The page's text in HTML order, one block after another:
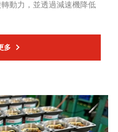
動力，並透過減速機降低
多